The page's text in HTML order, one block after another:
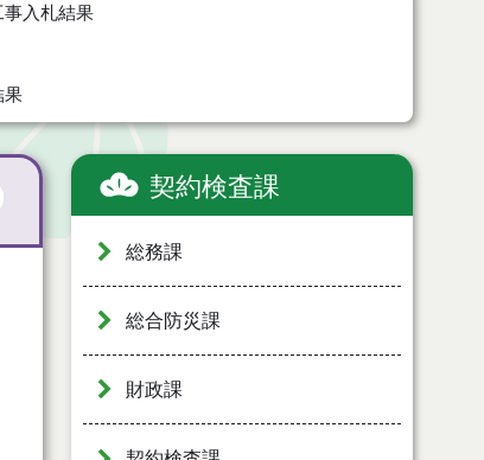
入札結果
果
契約検査課
総務課
総合防災課
財政課